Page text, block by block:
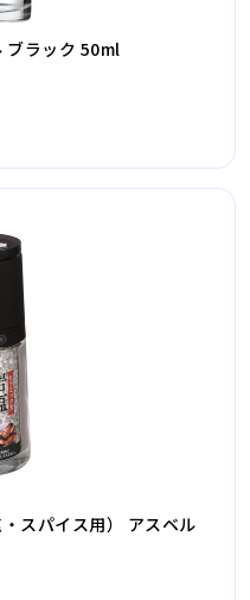
ブラック 50ml
スパイス用） アスベル